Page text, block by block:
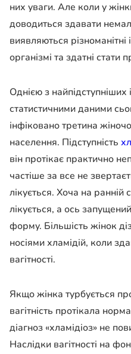
них уваги. Але коли у
доводиться здавати
виявляються
організмі та здатні стати
Однією з найпідступніших
статистичними даними
інфіковано третина
населення. Підступність
він протікає практично
частіше за все не
лікується. Хоча на ранній
лікується, а ось
форму. Більшість жінок
носіями хламідій, коли
вагітності.
Якщо жінка турбується
вагітність протікала
діагноз «хламідіоз» не
Наслідки вагітності на